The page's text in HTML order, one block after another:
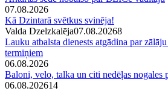
07.08.2026
Kā Dzintarā svētkus svinēja!
Valda Dzelzkalēja07.08.20268
Lauku atbalsta dienests atgādina par
termiņiem
06.08.2026
Baloni, velo, talka un citi nedēļas nogales
06.08.202614